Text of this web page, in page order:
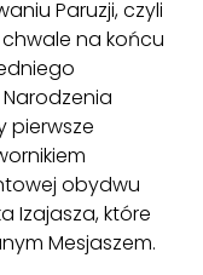
Paruzji, czyli
na końcu
pierwsze
obydwu
Izajasza, które
Mesjaszem.